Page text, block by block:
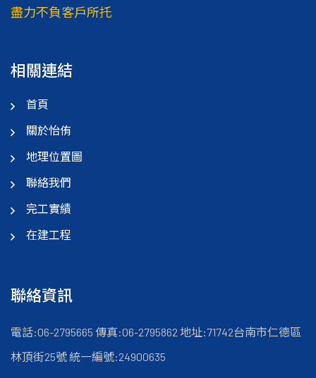
盡力不負客戶所托
相關連結
首頁
關於怡侑
地理位置圖
聯絡我們
完工實績
在建工程
聯絡資訊
電話:06-2795665 傳真:06-2795862 地址:71742台南市仁德區
林頂街25號統一編號:24900635